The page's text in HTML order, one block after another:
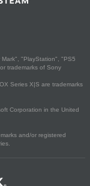
"PlayStation", "PS5
trademarks of Sony
Series X|S are trademarks
Corporation in the United
and/or registered